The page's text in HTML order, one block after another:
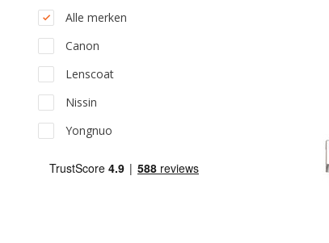
Alle merken
Canon
Lenscoat
Nissin
Yongnuo